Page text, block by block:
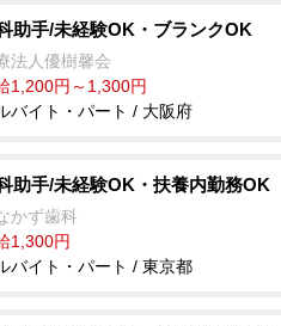
助手/未経験OK・ブランクOK
法人優樹馨会
1,200円～1,300円
バイト・パート / 大阪府
助手/未経験OK・扶養内勤務OK
かず歯科
1,300円
バイト・パート / 東京都